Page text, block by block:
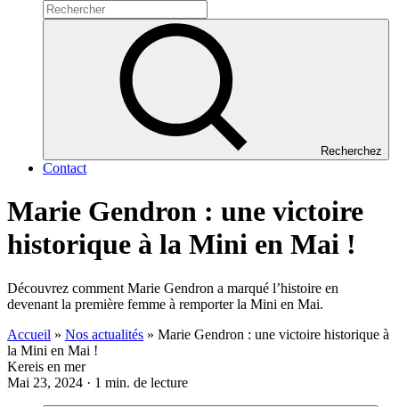
Recherchez
Contact
Marie Gendron : une victoire
historique à la Mini en Mai !
Découvrez comment Marie Gendron a marqué l’histoire en
devenant la première femme à remporter la Mini en Mai.
Accueil » Nos actualités » Marie Gendron : une victoire historique à
la Mini en Mai !
Kereis en mer
Mai 23, 2024 · 1 min. de lecture